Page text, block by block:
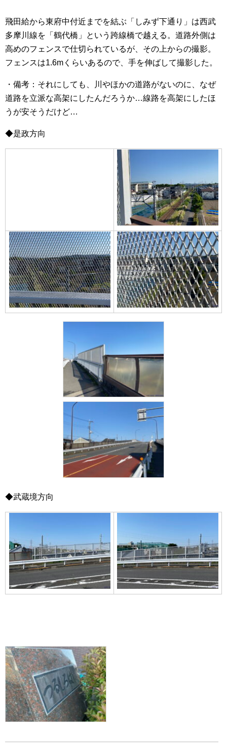
飛田給から東府中付近までを結ぶ「しみず下通り」は西武
多摩川線を「鶴代橋」という跨線橋で越える。道路外側は
高めのフェンスで仕切られているが、その上からの撮影。
フェンスは1.6mくらいあるので、手を伸ばして撮影した。
・備考：それにしても、川やほかの道路がないのに、なぜ
道路を立派な高架にしたんだろうか…線路を高架にしたほ
うが安そうだけど…
◆是政方向
◆武蔵境方向